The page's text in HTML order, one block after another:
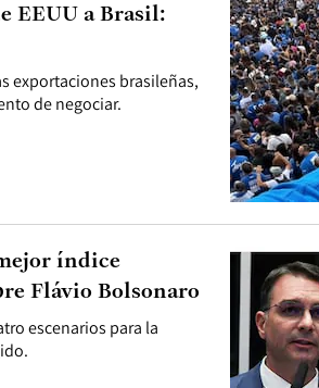
exportaciones brasileñas,
de negociar.
EEUU a Brasil:
escenarios para la
índice
Flávio Bolsonaro